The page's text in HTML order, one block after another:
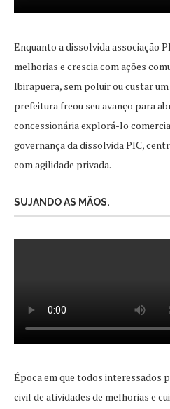
Enquanto a dissolvida associação
melhorias e crescia com ações
Ibirapuera, sem poluir ou custar
prefeitura freou seu avanço para
concessionária explorá-lo
governança da dissolvida PIC,
com agilidade privada.
SUJANDO AS MÃOS.
Época em que todos interessados
civil de atividades de melhorias e